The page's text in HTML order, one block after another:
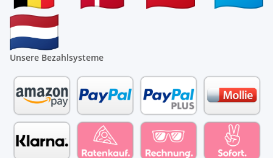
Unsere Bezahlsysteme